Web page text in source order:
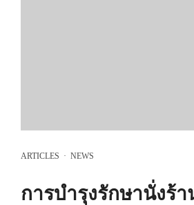
ARTICLES · NEWS
การบำรุงรักษานั่งร้